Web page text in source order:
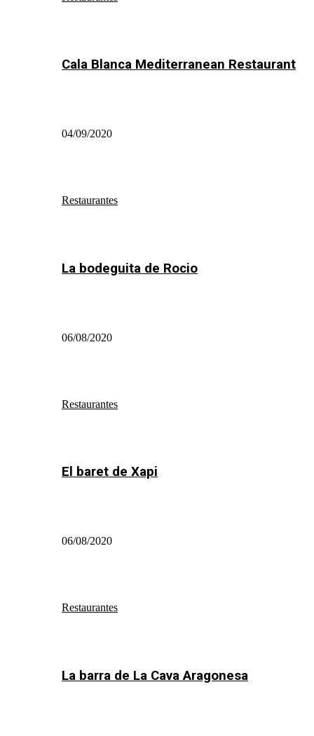
Cala Blanca Mediterranean Restaurant
04/09/2020
Restaurantes
La bodeguita de Rocio
06/08/2020
Restaurantes
El baret de Xapi
06/08/2020
Restaurantes
La barra de La Cava Aragonesa